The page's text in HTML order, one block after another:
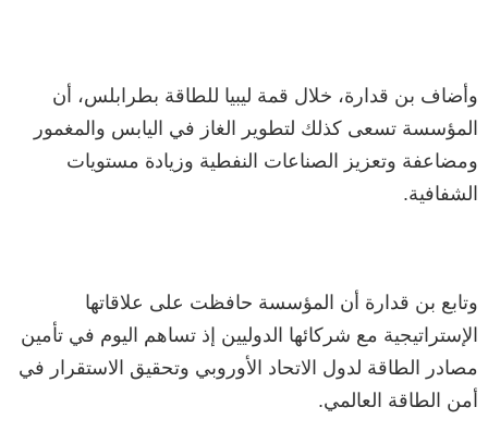
وأضاف بن قدارة، خلال قمة ليبيا للطاقة بطرابلس، أن
المؤسسة تسعى كذلك لتطوير الغاز في اليابس والمغمور
ومضاعفة وتعزيز الصناعات النفطية وزيادة مستويات
الشفافية.
وتابع بن قدارة أن المؤسسة حافظت على علاقاتها
الإستراتيجية مع شركائها الدوليين إذ تساهم اليوم في تأمين
مصادر الطاقة لدول الاتحاد الأوروبي وتحقيق الاستقرار في
أمن الطاقة العالمي.